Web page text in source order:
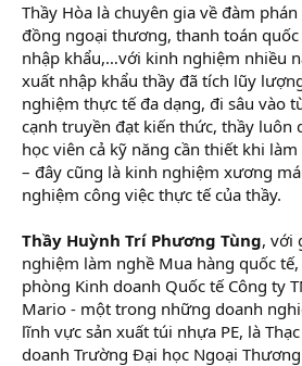
Thầy Hòa là chuyên gia về đàm
đồng ngoại thương, thanh toán
nhập khẩu,…với kinh nghiệm nhiều
xuất nhập khẩu thầy đã tích lũy
nghiệm thực tế đa dạng, đi sâu vào
cạnh truyền đạt kiến thức, thầy luôn
học viên cả kỹ năng cần thiết khi
– đây cũng là kinh nghiệm xương
nghiệm công việc thực tế của thầy.
Thầy Huỳnh Trí Phương Tùng, với
nghiệm làm nghề Mua hàng quốc
phòng Kinh doanh Quốc tế Công ty
Mario - một trong những doanh
lĩnh vực sản xuất túi nhựa PE, là
doanh Trường Đại học Ngoại Thương